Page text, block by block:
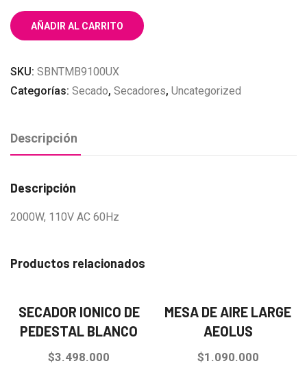
AÑADIR AL CARRITO
SKU: SBNTMB9100UX
Categorías: Secado, Secadores, Uncategorized
Descripción
Descripción
2000W, 110V AC 60Hz
Productos relacionados
SECADOR IONICO DE
PEDESTAL BLANCO
$3.498.000
MESA DE AIRE LARGE
AEOLUS
$1.090.000